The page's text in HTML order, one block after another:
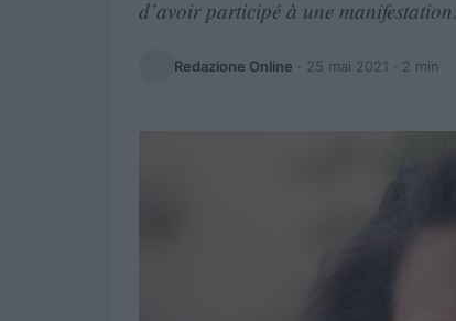
d’avoir participé à une manifestation.
Redazione Online · 25 mai 2021 · 2 min